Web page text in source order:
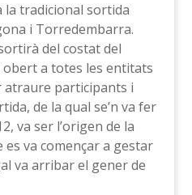
tradicional sortida
i Torredembarra.
del costat del
obert a totes les entitats
participants i
de la qual se’n va fer
va ser l’origen de la
es va començar a gestar
va arribar el gener de